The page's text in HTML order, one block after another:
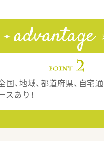
advantage
国、地域、都道府県、自宅
スあり！